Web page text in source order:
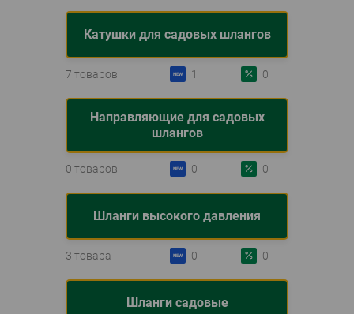
Катушки для садовых шлангов
7 товаров 1 0
Направляющие для садовых
шлангов
0 товаров 0 0
Шланги высокого давления
3 товара 0 0
Шланги садовые